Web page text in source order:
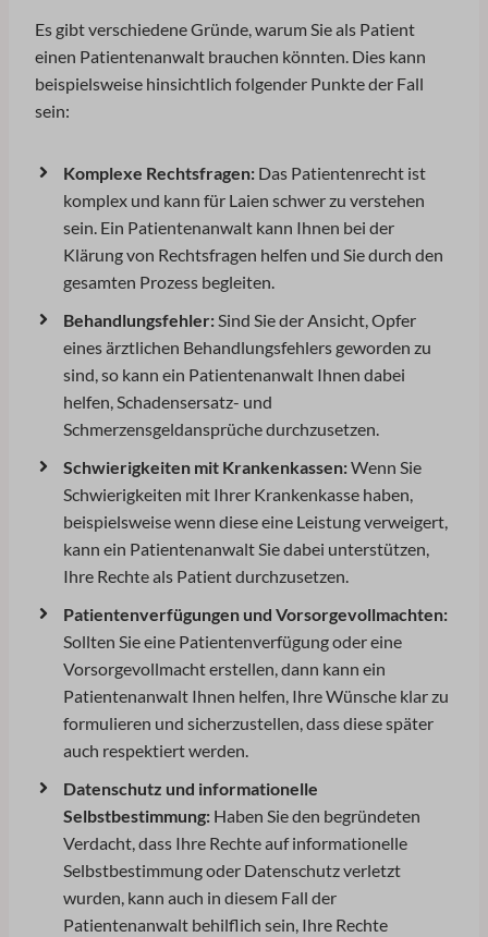
Es gibt verschiedene Gründe, warum Sie als Patient
einen Patientenanwalt brauchen könnten. Dies kann
beispielsweise hinsichtlich folgender Punkte der Fall
sein:
Komplexe Rechtsfragen: Das Patientenrecht ist
komplex und kann für Laien schwer zu verstehen
sein. Ein Patientenanwalt kann Ihnen bei der
Klärung von Rechtsfragen helfen und Sie durch den
gesamten Prozess begleiten.
Behandlungsfehler:Sind Sie der Ansicht, Opfer
eines ärztlichen Behandlungsfehlers geworden zu
sind, so kann ein Patientenanwalt Ihnen dabei
helfen, Schadensersatz- und
Schmerzensgeldansprüche durchzusetzen.
Schwierigkeiten mit Krankenkassen:Wenn Sie
Schwierigkeiten mit Ihrer Krankenkasse haben,
beispielsweise wenn diese eine Leistung verweigert,
kann ein Patientenanwalt Sie dabei unterstützen,
Ihre Rechte als Patient durchzusetzen.
Patientenverfügungen und Vorsorgevollmachten:
Sollten Sie eine Patientenverfügung oder eine
Vorsorgevollmacht erstellen, dann kann ein
Patientenanwalt Ihnen helfen, Ihre Wünsche klar zu
formulieren und sicherzustellen, dass diese später
auch respektiert werden.
Datenschutz und informationelle
Selbstbestimmung: Haben Sie den begründeten
Verdacht, dass Ihre Rechte auf informationelle
Selbstbestimmung oder Datenschutz verletzt
wurden, kann auch in diesem Fall der
Patientenanwalt behilflich sein, Ihre Rechte